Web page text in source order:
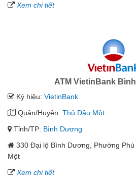
Xem chi tiết
ATM VietinBank
Ký hiệu: VietinBank
Quận/Huyện: Thủ Dầu Một
Tỉnh/TP: Bình Dương
330 Đại lộ Bình Dương, Phường Phú
Một
Xem chi tiết